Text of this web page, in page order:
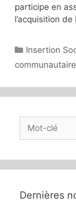
participe en
l’acquisition
Catégories
Insertion
Rechercher
Dernières